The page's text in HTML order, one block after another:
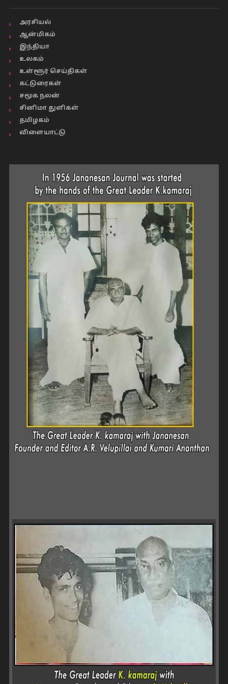
அரசியல்
ஆன்மிகம்
இந்தியா
உலகம்
உள்ளூர் செய்திகள்
கட்டுரைகள்
சமூக நலன்
சினிமா துளிகள்
தமிழகம்
விளையாட்டு